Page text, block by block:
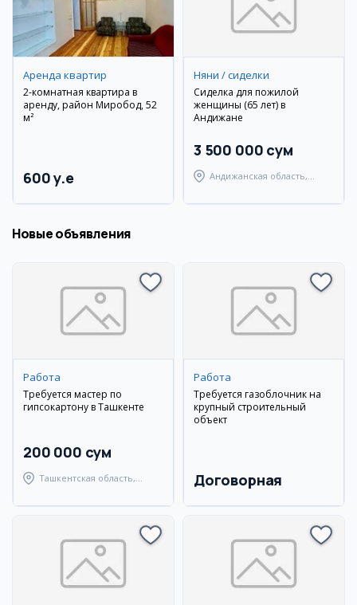
Аренда квартир
2-комнатная квартира в
аренду, район Миробод, 52
м²
600 y.e
Няни / сиделки
Сиделка для пожилой
женщины (65 лет) в
Андижане
3 500 000 сум
Андижанская область,
Новые объявления
Работа
Требуется мастер по
гипсокартону в Ташкенте
200 000 сум
Ташкентская область,
Работа
Требуется газоблочник на
крупный строительный
объект
Договорная